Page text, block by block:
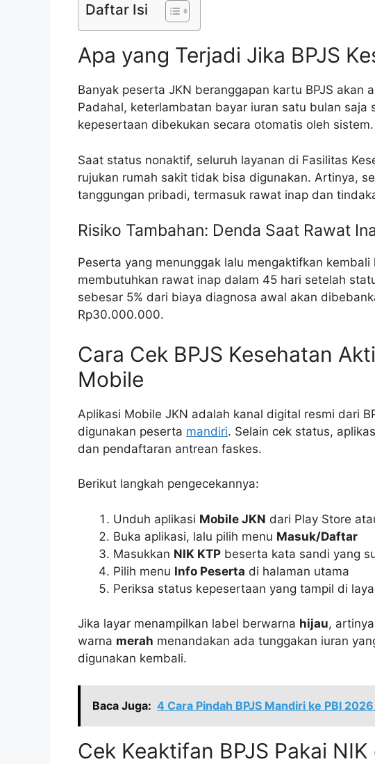
Daftar Isi
Apa yang Terjadi Jika BPJS
Banyak peserta JKN beranggapan kartu BPJS akan
Padahal, keterlambatan bayar iuran satu bulan saja
kepesertaan dibekukan secara otomatis oleh sistem.
Saat status nonaktif, seluruh layanan di Fasilitas
rujukan rumah sakit tidak bisa digunakan. Artinya,
tanggungan pribadi, termasuk rawat inap dan
Risiko Tambahan: Denda Saat Rawat
Peserta yang menunggak lalu mengaktifkan
membutuhkan rawat inap dalam 45 hari setelah
sebesar 5% dari biaya diagnosa awal akan
Rp30.000.000.
Cara Cek BPJS Kesehatan
Mobile
Aplikasi Mobile JKN adalah kanal digital resmi dari
digunakan peserta mandiri. Selain cek status,
dan pendaftaran antrean faskes.
Berikut langkah pengecekannya:
Unduh aplikasi Mobile JKN dari Play Store
Buka aplikasi, lalu pilih menu Masuk/Daftar
Masukkan NIK KTP beserta kata sandi yang
Pilih menu Info Peserta di halaman utama
Periksa status kepesertaan yang tampil di
Jika layar menampilkan label berwarna hijau,
warna merah menandakan ada tunggakan iuran
digunakan kembali.
Baca Juga: 4 Cara Pindah BPJS Mandiri ke PBI
Cek Keaktifan BPJS Pakai